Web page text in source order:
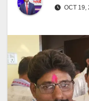
OCT 19,